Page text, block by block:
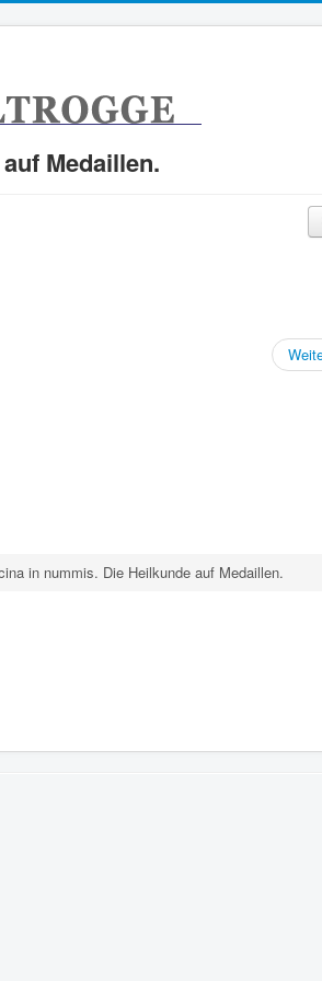
Medaillen.
in nummis. Die Heilkunde auf Medaillen.